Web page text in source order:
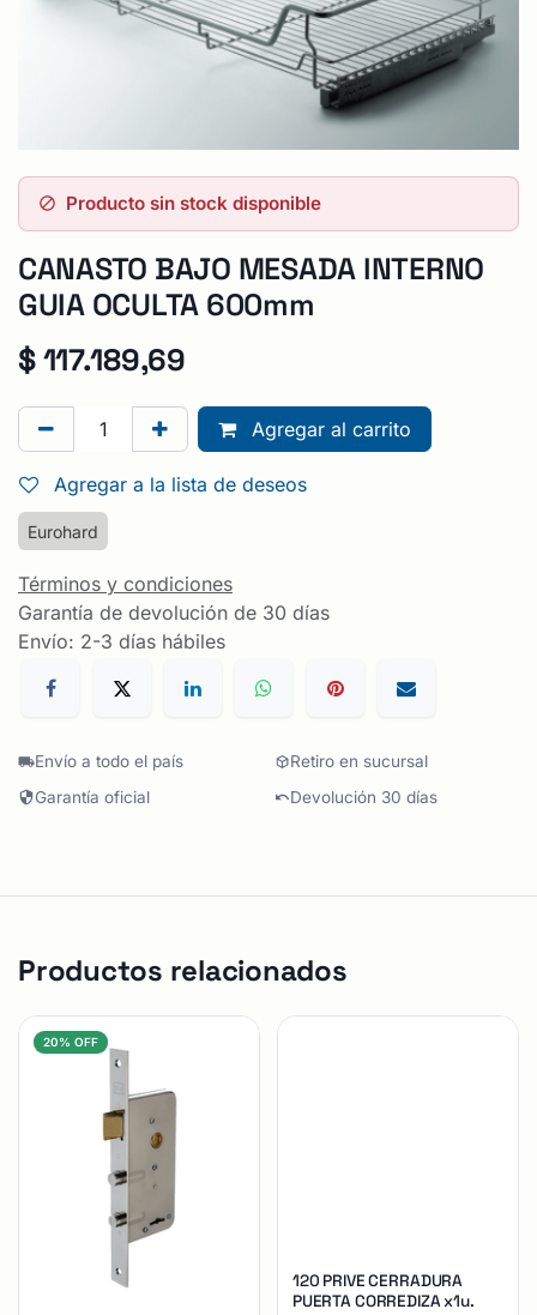
Producto sin stock disponible
CANASTO BAJO MESADA INTERNO
GUIA OCULTA 600mm
$117.189,69
Agregar al carrito
Agregar a la lista de deseos
Eurohard
Términos y condiciones
Garantía de devolución de 30 días
Envío: 2-3 días hábiles
Envío a todo el país
Retiro en sucursal
Garantía oficial
Devolución 30 días
Productos relacionados
20% OFF
120 PRIVE CERRADURA
PUERTA CORREDIZA x1u.